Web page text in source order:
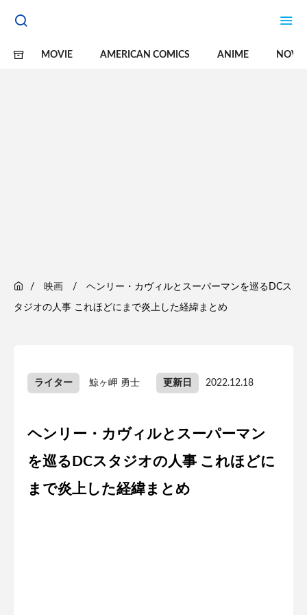
MOVIE AMERICAN COMICS ANIME
映画 ヘンリー・カヴィルとスーパーマンを巡るDCス
タジオの人事 これほどにまで炎上した経緯まとめ
ライター 鯨ヶ岬 勇士 更新日 2022.12.18
ヘンリー・カヴィルとスーパーマン
を巡るDCスタジオの人事 これほどに
まで炎上した経緯まとめ